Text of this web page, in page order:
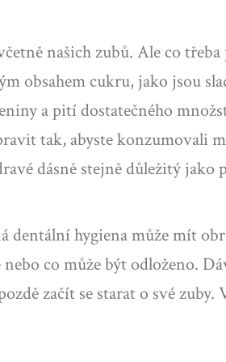
našich zubů. Ale co
obsahem cukru, jako jsou
a pití dostatečného
tak, abyste konzumovali
dásně stejně důležitý jako
dentální hygiena může mít
co může být odloženo.
začít se starat o své zuby.